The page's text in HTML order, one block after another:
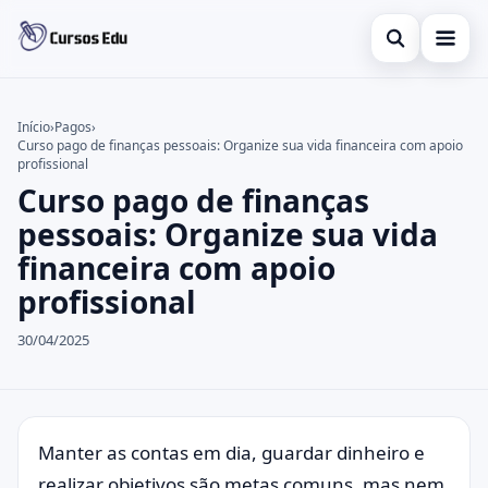
Abrir busca
Inglês
Idiomas
espanhol
Buscar no site
Buscar por:
Pressione Enter para buscar ou ESC para fechar.
Início›Pagos›
Curso pago de finanças pessoais: Organize sua vida financeira com apoio
profissional
Curso pago de finanças
pessoais: Organize sua vida
financeira com apoio
profissional
30/04/2025
Manter as contas em dia, guardar dinheiro e